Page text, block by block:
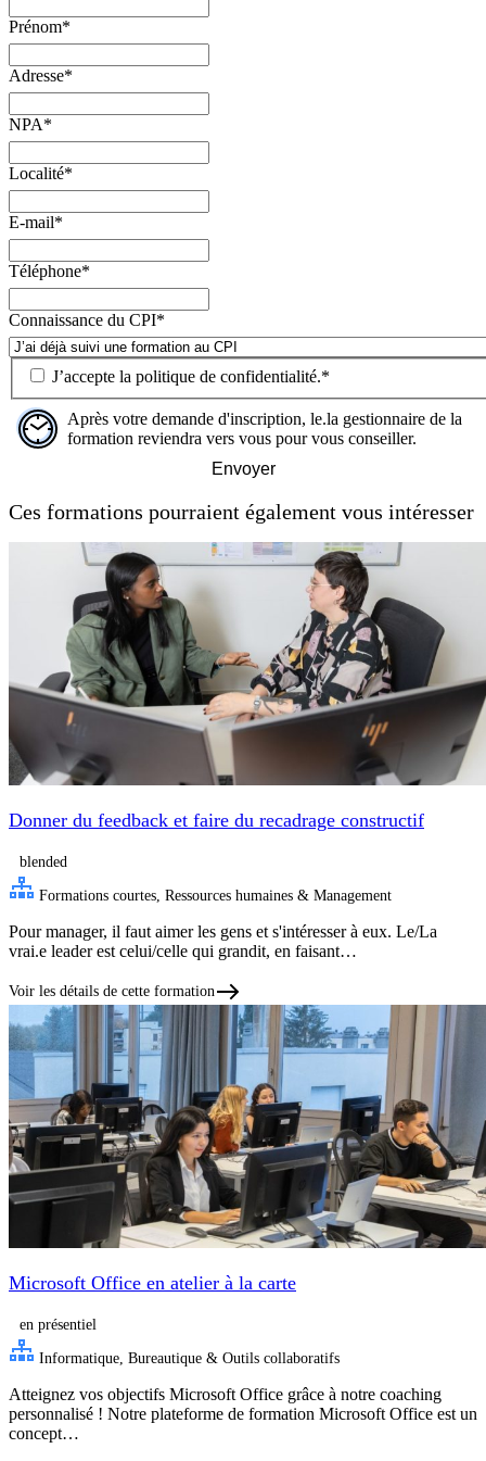
Prénom*
Adresse*
NPA*
Localité*
E-mail*
Téléphone*
Connaissance du CPI*
J’accepte la politique de confidentialité.*
Après votre demande d'inscription, le.la gestionnaire de la
formation reviendra vers vous pour vous conseiller.
Envoyer
Ces formations pourraient également vous intéresser
Donner du feedback et faire du recadrage constructif
blended
Formations courtes, Ressources humaines & Management
Pour manager, il faut aimer les gens et s'intéresser à eux. Le/La
vrai.e leader est celui/celle qui grandit, en faisant…
Voir les détails de cette formation
Microsoft Office en atelier à la carte
en présentiel
Informatique, Bureautique & Outils collaboratifs
Atteignez vos objectifs Microsoft Office grâce à notre coaching
personnalisé ! Notre plateforme de formation Microsoft Office est un
concept…